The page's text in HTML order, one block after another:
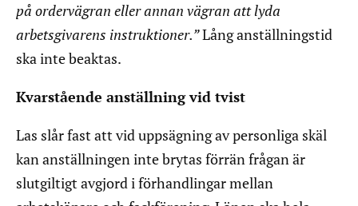
på ordervägran eller annan vägran att lyda
arbetsgivarens instruktioner.”Lång anställningstid
ska inte beaktas.
Kvarstående anställning vid tvist
Las slår fast att vid uppsägning av personliga skäl
kan anställningen inte brytas förrän frågan är
slutgiltigt avgjord i förhandlingar mellan